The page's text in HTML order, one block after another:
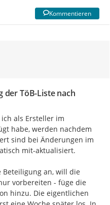
Kommentieren
TöB-Liste nach
als Ersteller im
habe, werden nachdem
sind bei Änderungen im
mit-aktualisiert.
Beteiligung an, will die
vorbereiten - füge die
hinzu. Die eigentlichen